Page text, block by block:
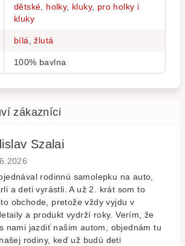
dětské holky, kluky, pro holky i
kluky
bílá ,žlutá
100% bavlna
Szalai
obchodu je 5 z 5 hvězdiček.
rodinnú samolepku na auto,
a deti vyrástli. A už 2. krát som to
obchode, pretože vždy vyjdu v
a produkt vydrží roky. Verím, že
nami jazdiť našim autom, objednám tu
rodiny, keď už budú deti